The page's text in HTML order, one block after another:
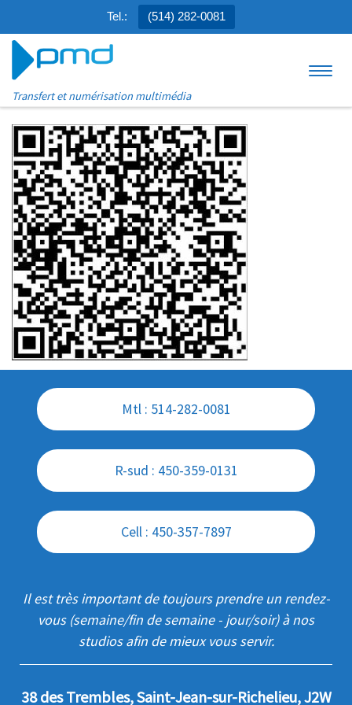
Tel.: (514) 282-0081
Transfert et numérisation multimédia
Mtl : 514-282-0081
R-sud : 450-359-0131
Cell : 450-357-7897
Il est très important de toujours prendre un rendez-
vous (semaine/fin de semaine - jour/soir) à nos
studios afin de mieux vous servir.
38 des Trembles, Saint-Jean-sur-Richelieu, J2W